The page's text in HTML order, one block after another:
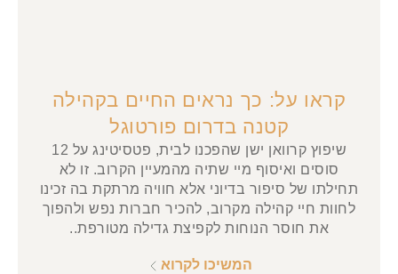
קראו על: כך נראים החיים בקהילה
קטנה בדרום פורטוגל
שיפוץ קרוואן ישן שהפכנו לבית, פטסיטינג על 12
סוסים ואיסוף מיי שתיה מהמעיין הקרוב. זו לא
תחילתו של סיפור בדיוני אלא חוויה מרתקת בה זכינו
לחוות חיי קהילה מקרוב, להכיר חברות נפש ולהפוך
את חוסר הנוחות לקפיצת גדילה מטורפת..
המשיכו לקרוא